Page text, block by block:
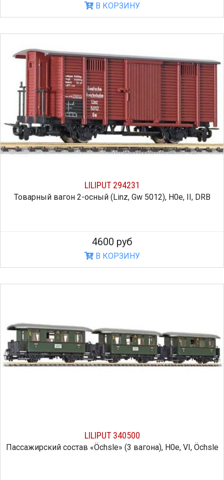
В КОРЗИНУ
LILIPUT 294231
Товарный вагон 2-осный (Linz, Gw 5012), H0e, II, DRB
4600 руб
В КОРЗИНУ
LILIPUT 340500
Пассажирский состав «Öchsle» (3 вагона), H0e, VI, Öchsle